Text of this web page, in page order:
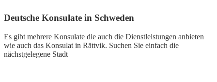
Deutsche Konsulate in Schweden
Es gibt mehrere Konsulate die auch die Dienstleistungen anbieten
wie auch das Konsulat in Rättvik. Suchen Sie einfach die
nächstgelegene Stadt